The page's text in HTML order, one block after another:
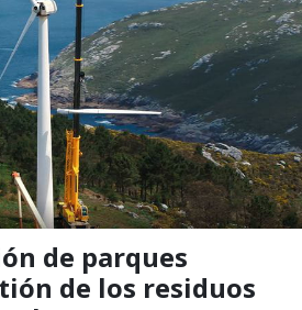
de parques
de los residuos